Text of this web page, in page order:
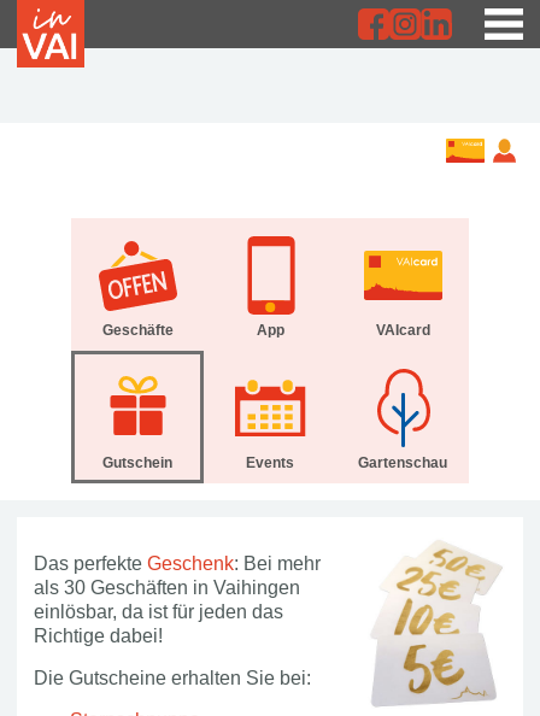
Geschäfte App VAIcard
Gutschein Events Gartenschau
Das perfekte Geschenk: Bei mehr
als 30 Geschäften in Vaihingen
einlösbar, da ist für jeden das
Richtige dabei!
Die Gutscheine erhalten Sie bei: